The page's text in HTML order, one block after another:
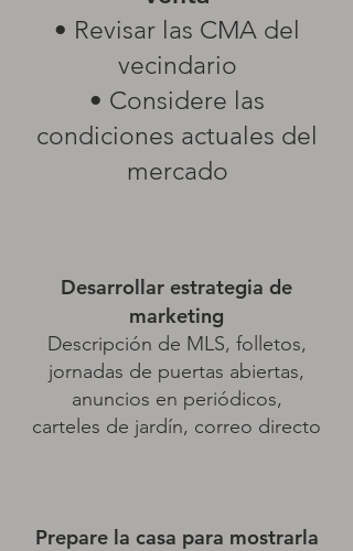
• Revisar las CMA del
vecindario
• Considere las
condiciones actuales del
mercado
Desarrollar estrategia de
marketing
Descripción de MLS, folletos,
jornadas de puertas abiertas,
anuncios en periódicos,
carteles de jardín, correo directo
Prepare la casa para mostrarla